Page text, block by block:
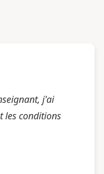
j'ai
les conditions